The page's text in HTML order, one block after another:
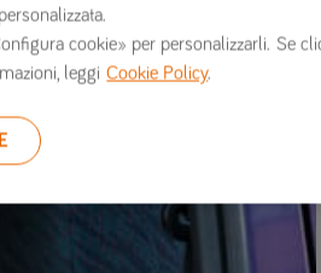
cookie» per personalizzarli. Se
leggiCookie Policy.